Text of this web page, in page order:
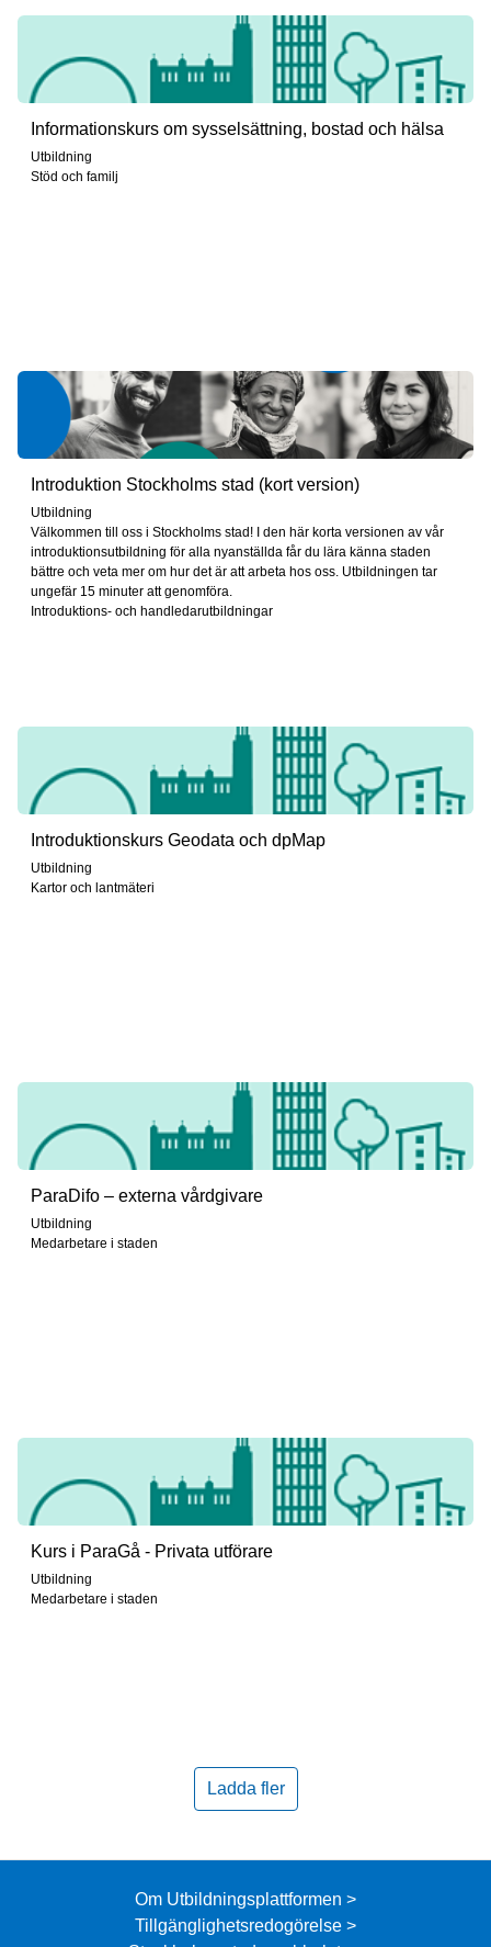
Informationskurs om sysselsättning, bostad och hälsa
Utbildning
Stöd och familj
Introduktion Stockholms stad (kort version)
Utbildning
Välkommen till oss i Stockholms stad! I den här korta versionen av vår
introduktionsutbildning för alla nyanställda får du lära känna staden
bättre och veta mer om hur det är att arbeta hos oss. Utbildningen tar
ungefär 15 minuter att genomföra.
Introduktions- och handledarutbildningar
Introduktionskurs Geodata och dpMap
Utbildning
Kartor och lantmäteri
ParaDifo – externa vårdgivare
Utbildning
Medarbetare i staden
Kurs i ParaGå - Privata utförare
Utbildning
Medarbetare i staden
Ladda fler
Om Utbildningsplattformen >
Tillgänglighetsredogörelse >